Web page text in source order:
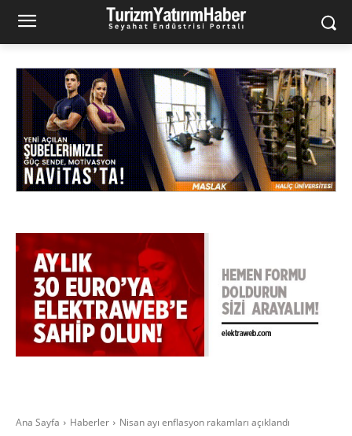
Ana Sayfa Haberler Nisan ayı enflasyon rakamları açıklandı